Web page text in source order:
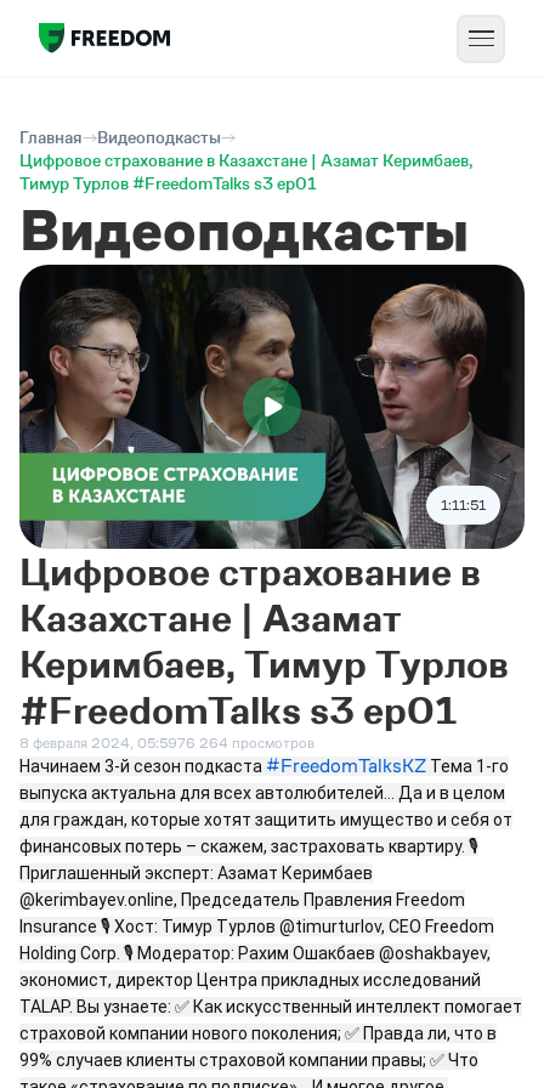
Главная
Видеоподкасты
Цифровое страхование в Казахстане | Азамат Керимбаев,
Тимур Турлов #FreedomTalks s3 ep01
Видеоподкасты
1:11:51
Цифровое страхование в
Казахстане | Азамат
Керимбаев, Тимур Турлов
#FreedomTalks s3 ep01
8 февраля 2024, 05:5976 264 просмотров
Начинаем 3-й сезон подкаста #FreedomTalksKZ Тема 1-го
выпуска актуальна для всех автолюбителей... Да и в целом
для граждан, которые хотят защитить имущество и себя от
финансовых потерь – скажем, застраховать квартиру. 🎙️
Приглашенный эксперт: Азамат Керимбаев
@kerimbayev.online, Председатель Правления Freedom
Insurance 🎙️ Хост: Тимур Турлов @timurturlov, CEO Freedom
Holding Corp. 🎙️ Модератор: Рахим Ошакбаев @oshakbayev,
экономист, директор Центра прикладных исследований
TALAP. Вы узнаете: ✅ Как искусственный интеллект помогает
страховой компании нового поколения; ✅ Правда ли, что в
99% случаев клиенты страховой компании правы; ✅ Что